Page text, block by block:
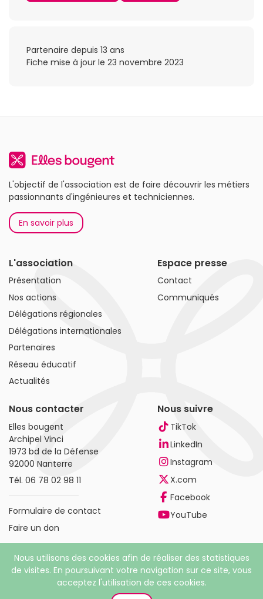
Partenaire depuis 13 ans
Fiche mise à jour le 23 novembre 2023
L'objectif de l'association est de faire découvrir les métiers
passionnants d'ingénieures et techniciennes.
En savoir plus
L'association
Présentation
Nos actions
Délégations régionales
Délégations internationales
Partenaires
Réseau éducatif
Actualités
Espace presse
Contact
Communiqués
Nous contacter
Elles bougent
Archipel Vinci
1973 bd de la Défense
92000 Nanterre
Tél. 06 78 02 98 11
Formulaire de contact
Faire un don
Nous suivre
TikTok
LinkedIn
Instagram
X.com
Facebook
YouTube
© 2026 Elles bougent. Tous droits réservés |Mentions
Nous utilisons des cookies afin de réaliser des statistiques
de visites. En poursuivant votre navigation sur ce site, vous
acceptez l'utilisation de ces cookies.